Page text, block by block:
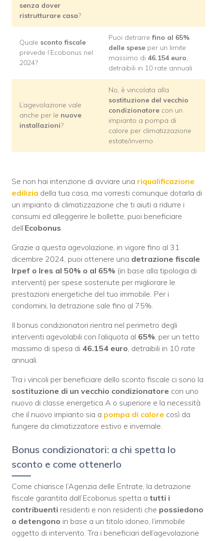
senza dover
ristrutturare casa?
Quale sconto fiscale
prevede l’Ecobonus nel
2024?
Puoi detrarre fino al 65%
delle spese per un limite
massimo di 46.154 euro,
detraibili in 10 rate annuali
L’agevolazione vale
anche per le nuove
installazioni?
No, è vincolata alla
sostituzione del vecchio
condizionatore con un
impianto a pompa di
calore per climatizzazione
estate/inverno
Se non hai intenzione di avviare una riqualificazione
edilizia della tua casa, ma vorresti comunque dotarla di
un impianto di climatizzazione che ti aiuti a ridurre i
consumi ed alleggerire le bollette, puoi beneficiare
dell’Ecobonus
Grazie a questa agevolazione, in vigore fino al 31
dicembre 2024, puoi ottenere una detrazione fiscale
Irpef o Ires al 50% o al 65% (in base alla tipologia di
interventi) per spese sostenute per migliorare le
prestazioni energetiche del tuo immobile. Per i
condomini, la detrazione sale fino al 75%.
Il bonus condizionatori rientra nel perimetro degli
interventi agevolabili con l’aliquota al 65% , per un tetto
massimo di spesa di 46.154 euro , detraibili in 10 rate
annuali.
Tra i vincoli per beneficiare dello sconto fiscale ci sono la
sostituzione di un vecchio condizionatore con uno
nuovo di classe energetica A o superiore e la necessità
che il nuovo impianto sia a pompa di calore così da
fungere da climatizzatore estivo e invernale.
Bonus condizionatori: a chi spetta lo
sconto e come ottenerlo
Come chiarisce l’Agenzia delle Entrate, la detrazione
fiscale garantita dall’Ecobonus spetta a tutti i
contribuenti residenti e non residenti che possiedono
o detengono in base a un titolo idoneo, l’immobile
oggetto di intervento. Tra i beneficiari dell’agevolazione